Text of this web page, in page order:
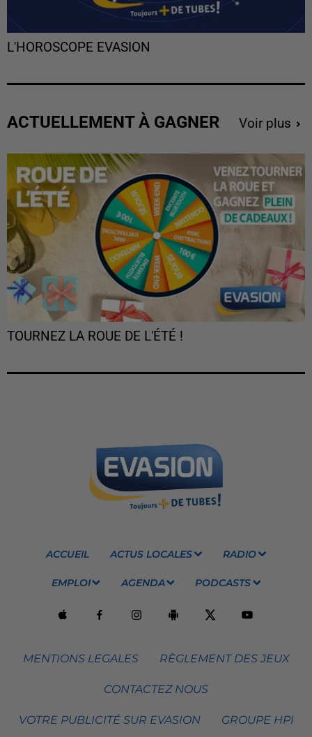
L'HOROSCOPE EVASION
ACTUELLEMENT À GAGNER Voir plus
TOURNEZ LA ROUE DE L'ÉTÉ !
ACCUEIL ACTUS LOCALES RADIO
EMPLOI AGENDA PODCASTS
MENTIONS LEGALES RÈGLEMENT DES JEUX
CONTACTEZ NOUS
VOTRE PUBLICITÉ SUR EVASION GROUPE HPI